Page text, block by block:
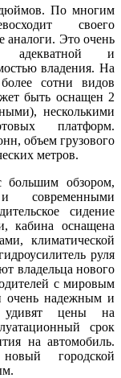
дюймов. По многим
своего
аналоги. Это очень
адекватной и
владения. На
сотни видов
быть оснащен 2
несколькими
платформ.
объем грузового
метров.
большим обзором,
современными
сидение
кабина оснащена
климатической
руля
владельца нового
с мировым
очень надежным и
удивят цены на
срок
на автомобиль.
городской